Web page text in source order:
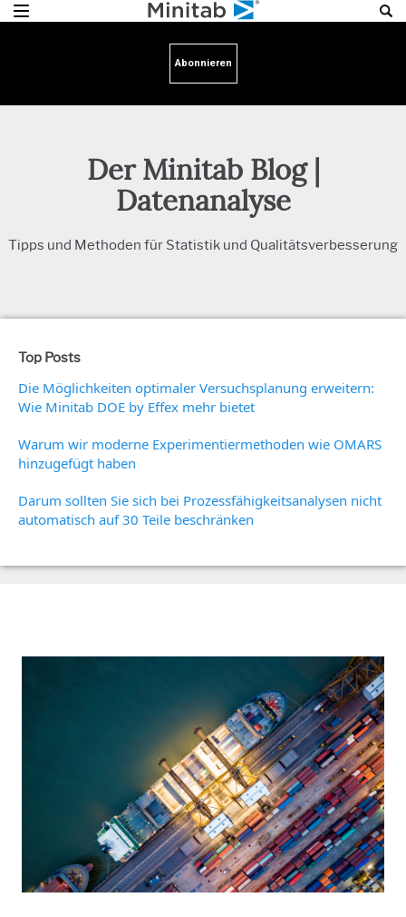
Abonnieren
Der Minitab Blog |
Datenanalyse
Tipps und Methoden für Statistik und Qualitätsverbesserung
Top Posts
Die Möglichkeiten optimaler Versuchsplanung erweitern:
Wie Minitab DOE by Effex mehr bietet
Warum wir moderne Experimentiermethoden wie OMARS
hinzugefügt haben
Darum sollten Sie sich bei Prozessfähigkeitsanalysen nicht
automatisch auf 30 Teile beschränken